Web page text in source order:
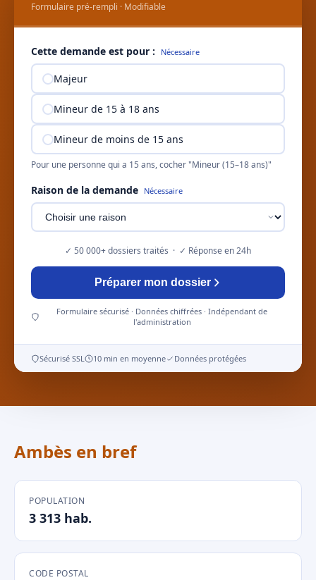
Formulaire pré-rempli · Modifiable
Cette demande est pour : Nécessaire
Majeur
Mineur de 15 à 18 ans
Mineur de moins de 15 ans
Pour une personne qui a 15 ans, cocher "Mineur (15–18 ans)"
Raison de la demande Nécessaire
✓ 50 000+ dossiers traités · ✓ Réponse en 24h
Préparer mon dossier
Formulaire sécurisé · Données chiffrées · Indépendant de
l'administration
Sécurisé SSL 10 min en moyenne Données protégées
Ambès en bref
POPULATION
3 313 hab.
CODE POSTAL